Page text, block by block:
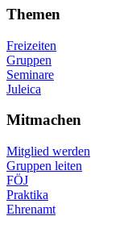
Themen
Freizeiten
Gruppen
Seminare
Juleica
Mitmachen
Mitglied werden
Gruppen leiten
FÖJ
Praktika
Ehrenamt